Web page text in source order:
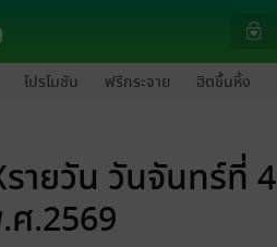
โปรโมชัน ฟรีกระจาย ฮิตขึ้นหิ้ง
ยวัน วันจันทร์ที่ 4
.2569